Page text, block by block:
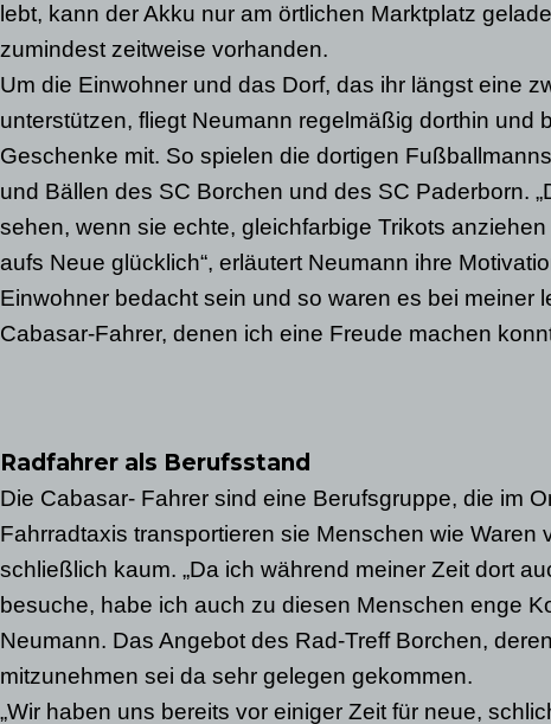
lebt, kann der Akku nur am örtlichen Marktplatz
zumindest zeitweise vorhanden.
Um die Einwohner und das Dorf, das ihr längst eine
unterstützen, fliegt Neumann regelmäßig dorthin und
Geschenke mit. So spielen die dortigen
und Bällen des SC Borchen und des SC Paderborn.
sehen, wenn sie echte, gleichfarbige Trikots
aufs Neue glücklich“, erläutert Neumann ihre
Einwohner bedacht sein und so waren es bei meiner
Cabasar-Fahrer, denen ich eine Freude machen
Radfahrer als Berufsstand
Die Cabasar- Fahrer sind eine Berufsgruppe, die im
Fahrradtaxis transportieren sie Menschen wie Waren
schließlich kaum. „Da ich während meiner Zeit dort
besuche, habe ich auch zu diesen Menschen enge
Neumann. Das Angebot des Rad-Treff Borchen,
mitzunehmen sei da sehr gelegen gekommen.
„Wir haben uns bereits vor einiger Zeit für neue,